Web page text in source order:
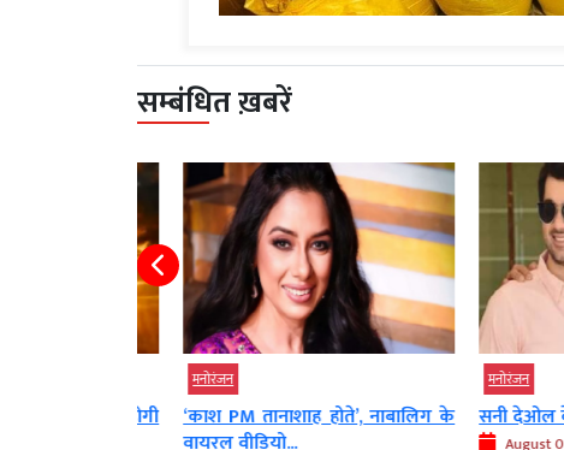
सम्बंधित ख़बरें
मनोरंजन
‘काश PM तानाशाह होते’, नाबालिग के
मनोरंजन
सनी देओल के
August 07,